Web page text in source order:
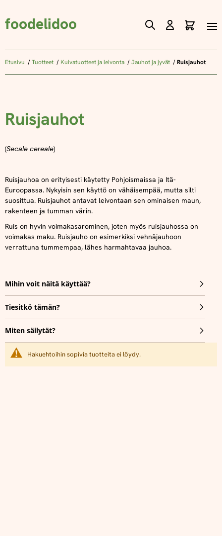
foodelidoo
Skip
Content
Etusivu Tuotteet Kuivatuotteet ja leivonta Jauhot ja jyvät Ruisjauhot
Ruisjauhot
(Secale cereale)
Ruisjauhoa on erityisesti käytetty Pohjoismaissa ja Itä-
Euroopassa. Nykyisin sen käyttö on vähäisempää, mutta silti
suosittua. Ruisjauhot antavat leivontaan sen ominaisen maun,
rakenteen ja tumman värin.
Ruis on hyvin voimakasarominen, joten myös ruisjauhossa on
voimakas maku. Ruisjauho on esimerkiksi vehnäjauhoon
verrattuna tummempaa, lähes harmahtavaa jauhoa.
Mihin voit näitä käyttää?
Tiesitkö tämän?
Miten säilytät?
Hakuehtoihin sopivia tuotteita ei löydy.